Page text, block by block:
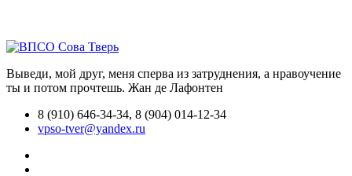
Выведи, мой друг, меня сперва из затруднения, а нравоучение
ты и потом прочтешь. Жан де Лафонтен
8 (910) 646-34-34, 8 (904) 014-12-34
vpso-tver@yandex.ru